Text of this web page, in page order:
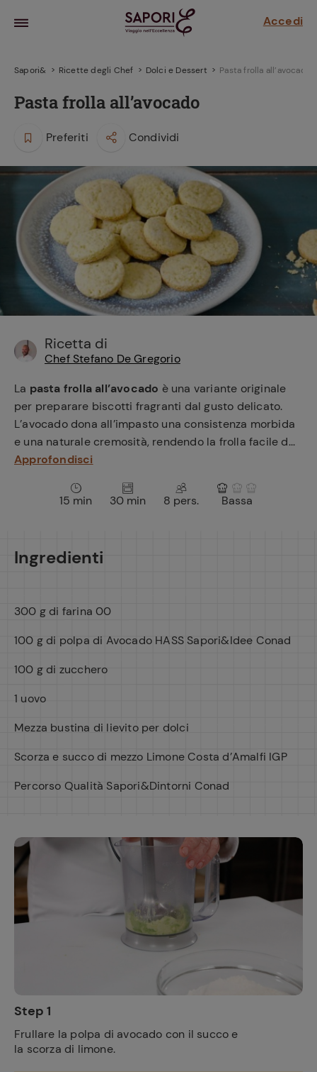
Accedi
il
frutta
sensi di
Sapori& Ricette degli Chef Dolci e Dessert Pasta frolla all’avocado
Pasta frolla all’avocado
Preferiti Condividi
Ricetta di
Chef Stefano De Gregorio
La pasta frolla all’avocado è una variante originale
per preparare biscotti fragranti dal gusto delicato.
L’avocado dona all’impasto una consistenza morbida
e una naturale cremosità, rendendo la frolla facile d...
Approfondisci
15 min 30 min 8 pers. Bassa
Ingredienti
300 g di farina 00
100 g di polpa di Avocado HASS Sapori&Idee Conad
100 g di zucchero
1 uovo
Mezza bustina di lievito per dolci
Scorza e succo di mezzo Limone Costa d’Amalfi IGP
Percorso Qualità Sapori&Dintorni Conad
Step 1
Frullare la polpa di avocado con il succo e
la scorza di limone.